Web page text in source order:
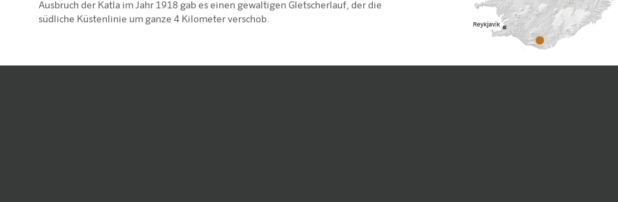
Ausbruch der Katla im Jahr 1918 gab es einen gewaltigen Gletscherlauf, der die
südliche Küstenlinie um ganze 4 Kilometer verschob.